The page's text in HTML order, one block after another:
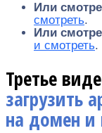
Или
смотреть.
Или
и смотреть.
Третье
загрузить
на домен